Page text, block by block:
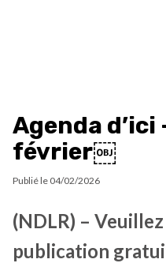
Agenda d’ici
février￼
Publié le 04/02/2026
(NDLR) –
publication